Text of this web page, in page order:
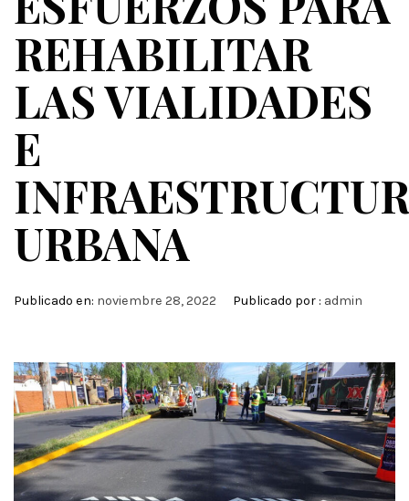
REHABILITAR
LAS VIALIDADES
E
URBANA
Publicado en: noviembre 28, 2022 Publicado por : admin